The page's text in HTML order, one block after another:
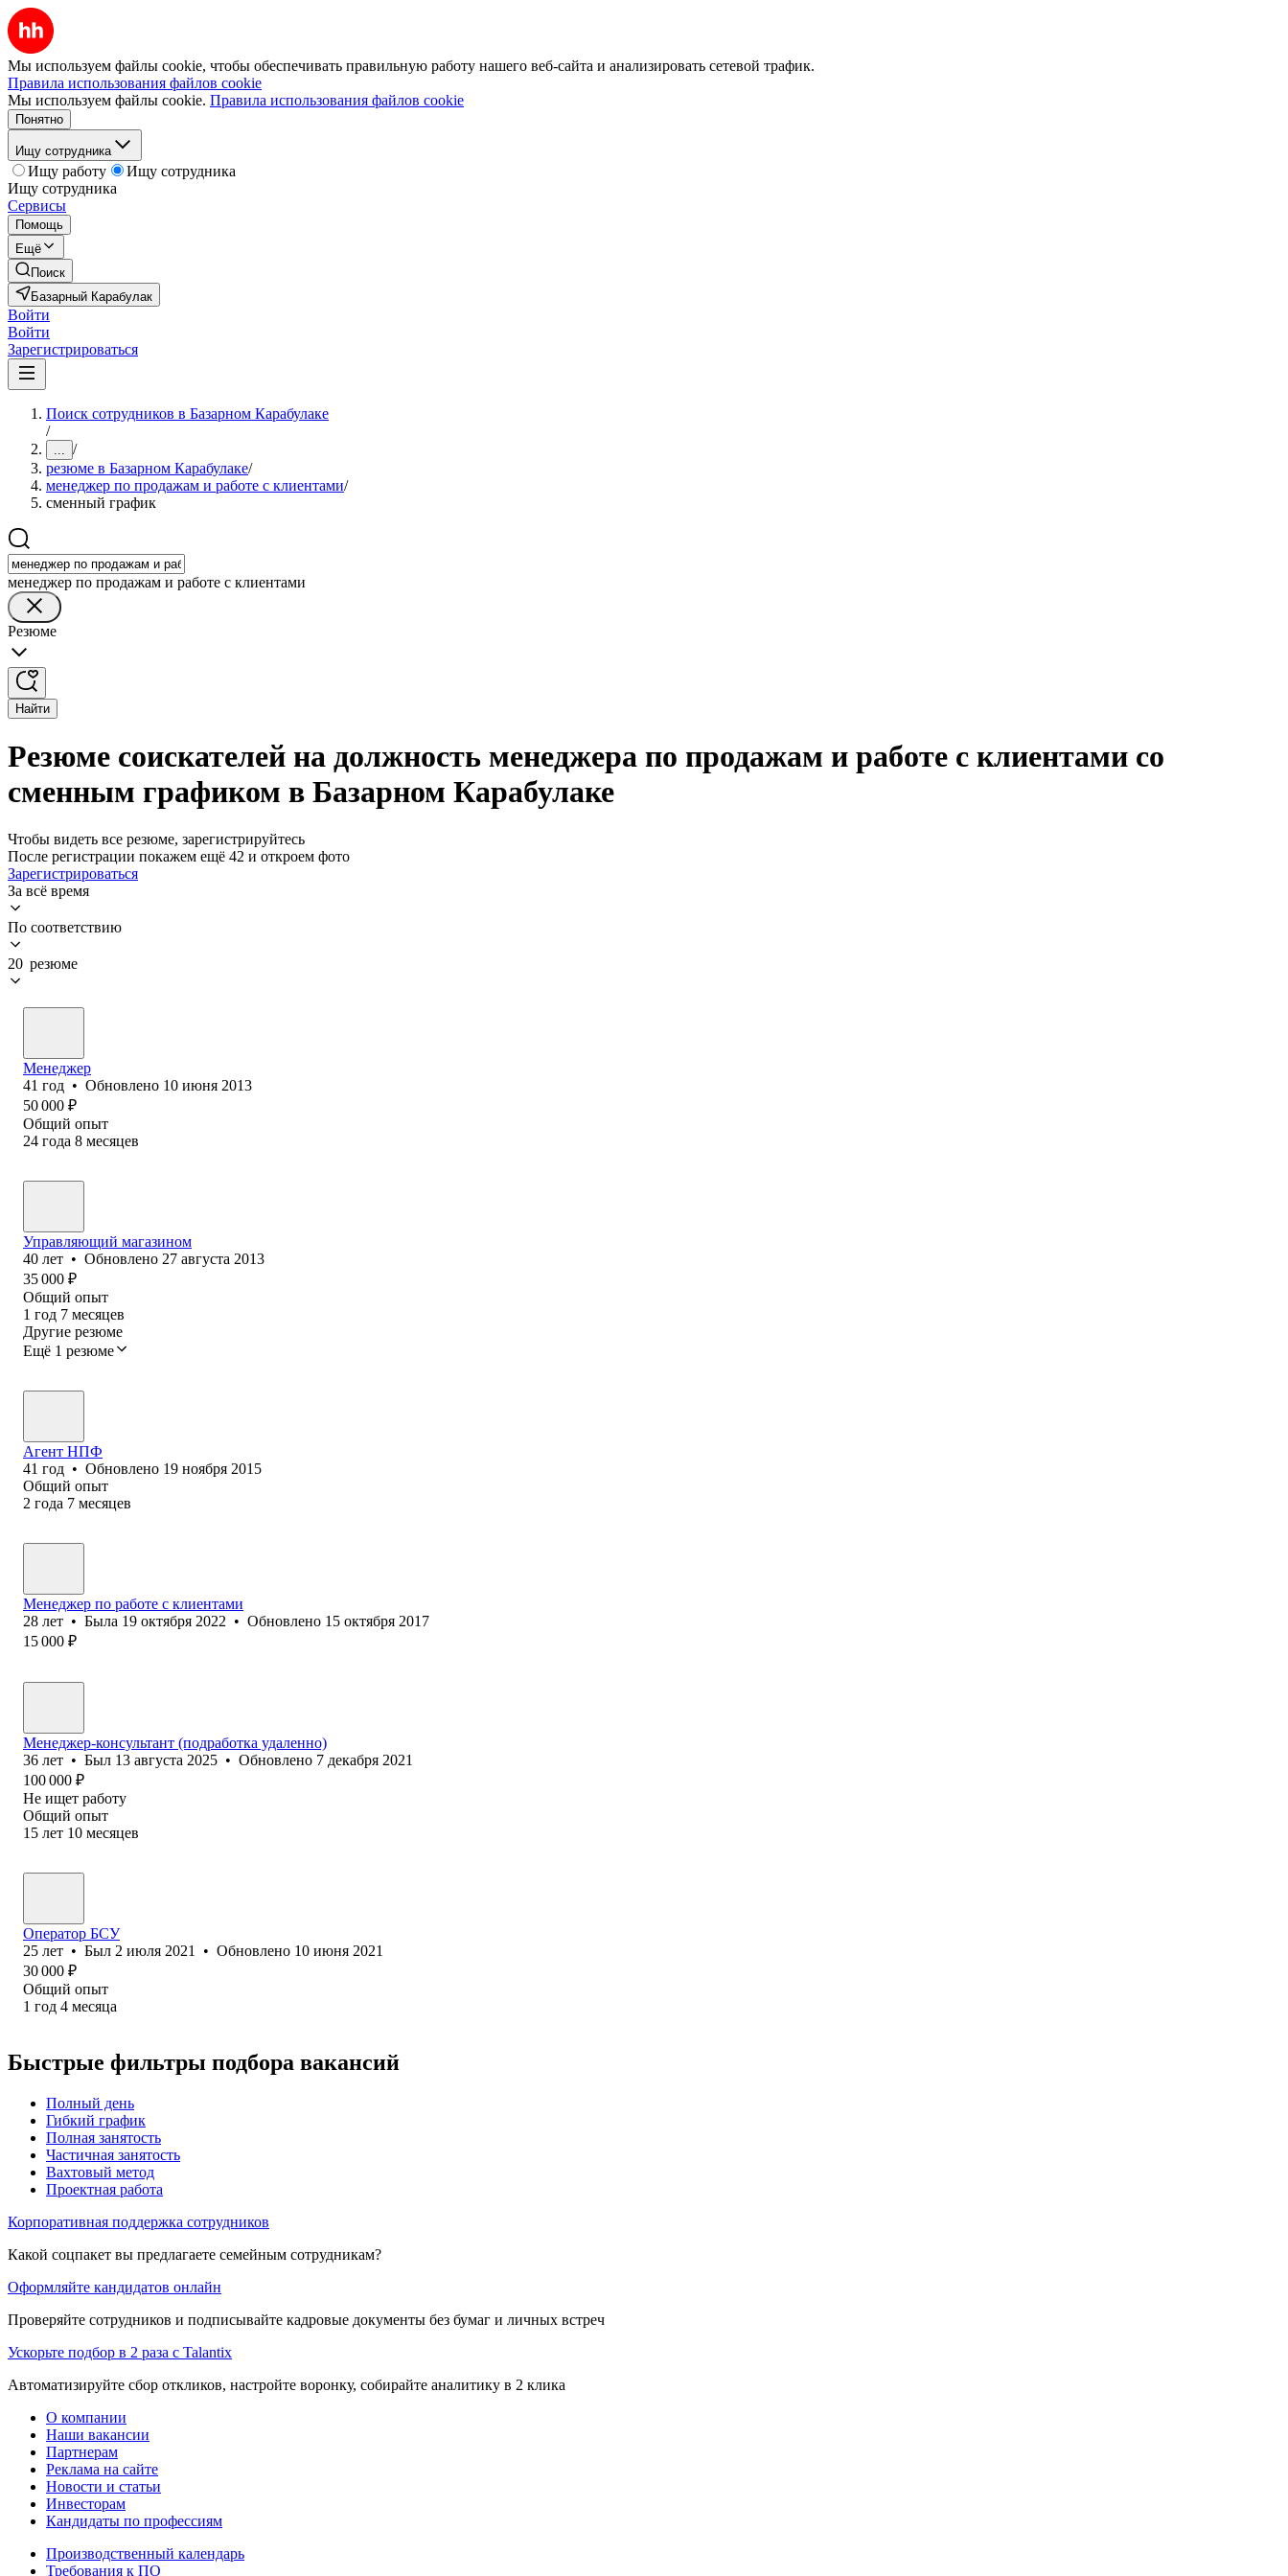
Мы используем файлы cookie, чтобы обеспечивать правильную работу нашего веб-сайта и анализировать сетевой трафик.
Правила использования файлов cookie
Мы используем файлы cookie. Правила использования файлов cookie
Понятно
Ищу сотрудника
Ищу работу
Ищу сотрудника
Ищу сотрудника
Сервисы
Помощь
Ещё
Поиск
Базарный Карабулак
Войти
Войти
Зарегистрироваться
Поиск сотрудников в Базарном Карабулаке
/
... /
резюме в Базарном Карабулаке/
менеджер по продажам и работе с клиентами/
сменный график
менеджер по продажам и работе с клиентами
Резюме
Найти
Резюме соискателей на должность менеджера по продажам и работе с клиентами со
сменным графиком в Базарном Карабулаке
Чтобы видеть все резюме, зарегистрируйтесь
После регистрации покажем ещё 42 и откроем фото
Зарегистрироваться
За всё время
По соответствию
20 резюме
Менеджер
41 год • Обновлено 10 июня 2013
50 000 ₽
Общий опыт
24 года 8 месяцев
Управляющий магазином
40 лет • Обновлено 27 августа 2013
35 000 ₽
Общий опыт
1 год 7 месяцев
Другие резюме
Ещё 1 резюме
Агент НПФ
41 год • Обновлено 19 ноября 2015
Общий опыт
2 года 7 месяцев
Менеджер по работе с клиентами
28 лет • Была 19 октября 2022 • Обновлено 15 октября 2017
15 000 ₽
Менеджер-консультант (подработка удаленно)
36 лет • Был 13 августа 2025 • Обновлено 7 декабря 2021
100 000 ₽
Не ищет работу
Общий опыт
15 лет 10 месяцев
Оператор БСУ
25 лет • Был 2 июля 2021 • Обновлено 10 июня 2021
30 000 ₽
Общий опыт
1 год 4 месяца
Быстрые фильтры подбора вакансий
Полный день
Гибкий график
Полная занятость
Частичная занятость
Вахтовый метод
Проектная работа
Корпоративная поддержка сотрудников
Какой соцпакет вы предлагаете семейным сотрудникам?
Оформляйте кандидатов онлайн
Проверяйте сотрудников и подписывайте кадровые документы без бумаг и личных встреч
Ускорьте подбор в 2 раза с Talantix
Автоматизируйте сбор откликов, настройте воронку, собирайте аналитику в 2 клика
О компании
Наши вакансии
Партнерам
Реклама на сайте
Новости и статьи
Инвесторам
Кандидаты по профессиям
Производственный календарь
Требования к ПО